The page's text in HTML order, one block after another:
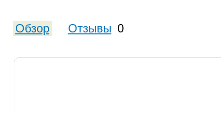
Обзор Отзывы 0